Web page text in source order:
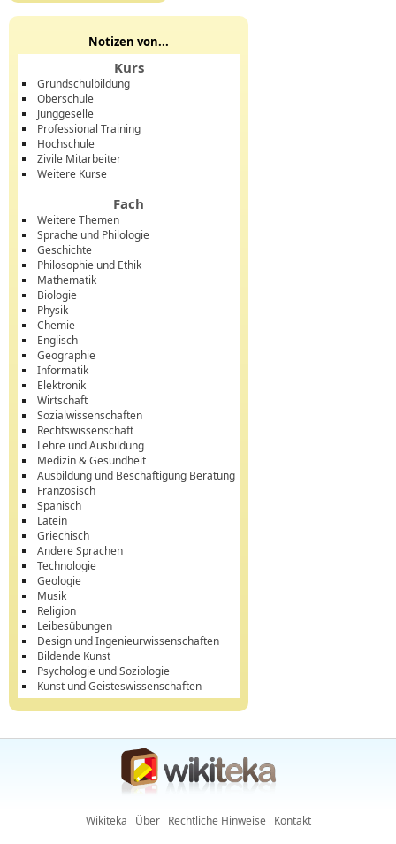
Notizen von...
Kurs
Grundschulbildung
Oberschule
Junggeselle
Professional Training
Hochschule
Zivile Mitarbeiter
Weitere Kurse
Fach
Weitere Themen
Sprache und Philologie
Geschichte
Philosophie und Ethik
Mathematik
Biologie
Physik
Chemie
Englisch
Geographie
Informatik
Elektronik
Wirtschaft
Sozialwissenschaften
Rechtswissenschaft
Lehre und Ausbildung
Medizin & Gesundheit
Ausbildung und Beschäftigung Beratung
Französisch
Spanisch
Latein
Griechisch
Andere Sprachen
Technologie
Geologie
Musik
Religion
Leibesübungen
Design und Ingenieurwissenschaften
Bildende Kunst
Psychologie und Soziologie
Kunst und Geisteswissenschaften
Wikiteka Über Rechtliche Hinweise
Kontakt